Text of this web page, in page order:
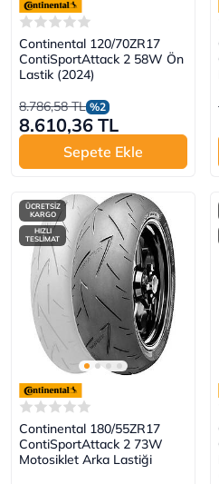
Continental 120/70ZR17
ContiSportAttack 2 58W Ön
Lastik (2024)
8.786,58 TL %2
8.610,36 TL
Sepete Ekle
ÜCRETSİZ
KARGO
HIZLI
TESLİMAT
Continental 180/55ZR17
ContiSportAttack 2 73W
Motosiklet Arka Lastiği